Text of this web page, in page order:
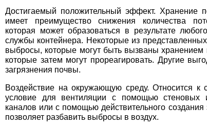
Достигаемый положительный эффект. Хранение
имеет преимущество снижения количества
которая может образоваться в результате
службы контейнера. Некоторые из
выбросы, которые могут быть вызваны
которые затем могут прореагировать. Другие
загрязнения почвы.
Воздействие на окружающую среду. Относится
условие для вентиляции с помощью стеновых
каналов или с помощью действительного
позволяет разбавить выбросы в воздух.